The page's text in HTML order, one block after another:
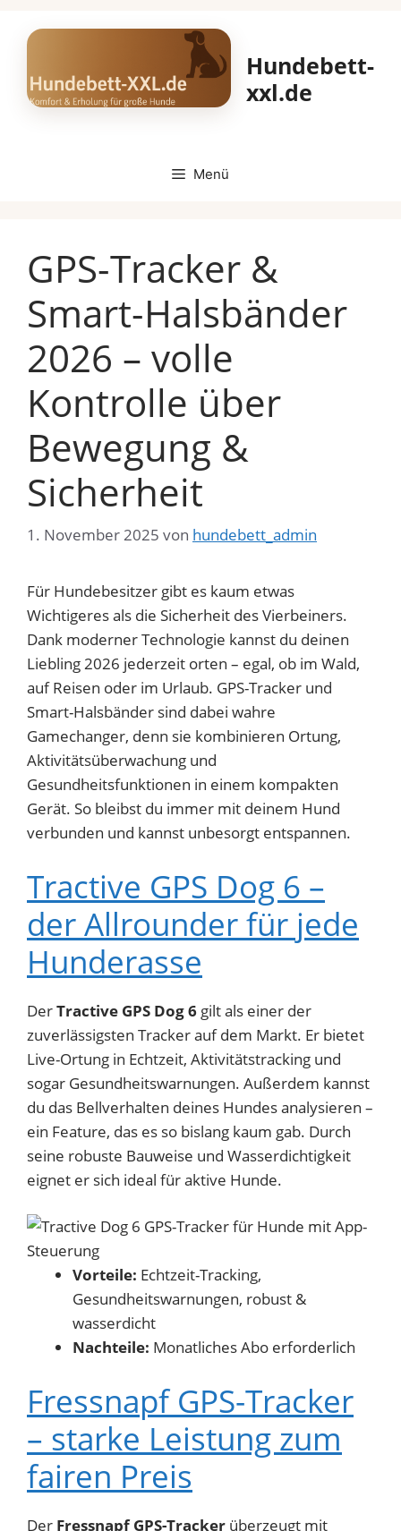
Inhalt
Hundebett-
xxl.de
Menü
GPS-Tracker &
Smart-Halsbänder
2026 – volle
Kontrolle über
Bewegung &
Sicherheit
1. November 2025 von hundebett_admin
Für Hundebesitzer gibt es kaum etwas
Wichtigeres als die Sicherheit des Vierbeiners.
Dank moderner Technologie kannst du deinen
Liebling 2026 jederzeit orten – egal, ob im Wald,
auf Reisen oder im Urlaub. GPS-Tracker und
Smart-Halsbänder sind dabei wahre
Gamechanger, denn sie kombinieren Ortung,
Aktivitätsüberwachung und
Gesundheitsfunktionen in einem kompakten
Gerät. So bleibst du immer mit deinem Hund
verbunden und kannst unbesorgt entspannen.
Tractive GPS Dog 6 –
der Allrounder für jede
Hunderasse
DerTractive GPS Dog 6 gilt als einer der
zuverlässigsten Tracker auf dem Markt. Er bietet
Live-Ortung in Echtzeit, Aktivitätstracking und
sogar Gesundheitswarnungen. Außerdem kannst
du das Bellverhalten deines Hundes analysieren –
ein Feature, das es so bislang kaum gab. Durch
seine robuste Bauweise und Wasserdichtigkeit
eignet er sich ideal für aktive Hunde.
Vorteile: Echtzeit-Tracking,
Gesundheitswarnungen, robust &
wasserdicht
Nachteile: Monatliches Abo erforderlich
Fressnapf GPS-Tracker
– starke Leistung zum
fairen Preis
Der Fressnapf GPS-Tracker überzeugt mit